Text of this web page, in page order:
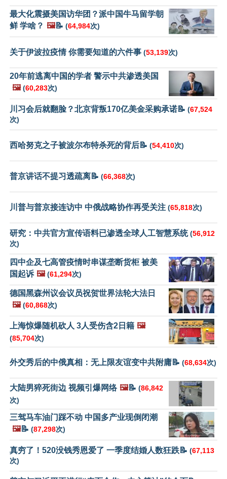
最大化震摄美国访华团？派中国牛马留学朝
鲜 学啥？ 🖼️📝 (64,984次)
关于伊波拉疫情 你需要知道的六件事 (53,139次)
20年前逃离中国的学者 警示中共渗透美国
🖼️ (60,283次)
川习会后就翻脸？北京背叛170亿美金采购承诺📝 (67,524
次)
西哈努克之子被波尔布特杀死的背后📝 (54,410次)
普京讲话不提习透疏离📝 (66,368次)
川普与普京接连访中 中俄战略协作再受关注 (65,818次)
研究：中共官方宣传语料已渗透全球人工智慧系统(56,912
次)
四中企及七高管疫情时串谋垄断货柜 被美
国起诉 🖼️ (61,294次)
德国黑森州议会议员祝贺世界法轮大法日
🖼️ (60,868次)
上海惊爆随机砍人 3人受伤含2日籍 🖼️
(85,704次)
外交秀后的中俄真相：无上限友谊变中共附庸📝 (68,634次)
大陆男猝死街边 视频引爆网络 🖼️📝 (86,842
次)
三驾马车油门踩不动 中国多产业现倒闭潮
🖼️📝 (87,298次)
真穷了！520没钱秀恩爱了 一季度结婚人数狂跌📝 (67,113
次)